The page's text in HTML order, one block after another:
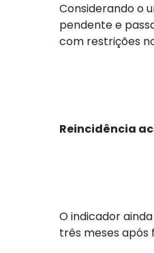
Considerando o
pendente e
com restrições
Reincidência
O indicador
três meses após